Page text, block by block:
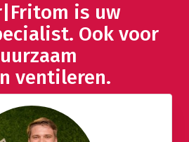
is uw
Ook voor
ventileren.